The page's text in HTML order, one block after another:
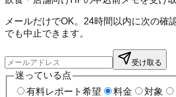
メールだけでOK。24時間以内に次の確
でも中止できます。
受け取る
迷っている点
有料レポート希望
料金 対象